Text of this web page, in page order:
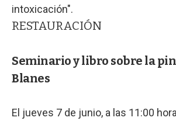
intoxicación".
RESTAURACIÓN
Seminario y libro sobre la
Blanes
El jueves 7 de junio, a las 11:00